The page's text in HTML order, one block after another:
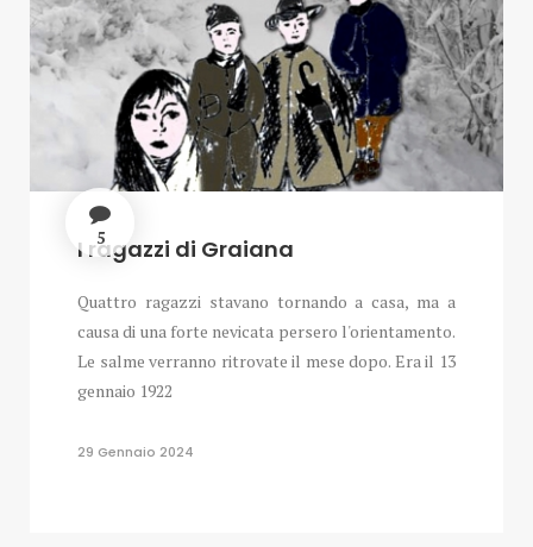
5
I ragazzi di Graiana
Quattro ragazzi stavano tornando a casa, ma a
causa di una forte nevicata persero l'orientamento.
Le salme verranno ritrovate il mese dopo. Era il 13
gennaio 1922
29 Gennaio 2024